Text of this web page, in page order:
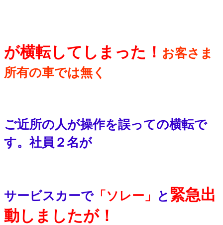
が横転してしまった！ お客さま
所有の車では無く
ご近所の人が操作を誤っての横転で
す。社員２名が
サービスカーで「ソレー」 と 緊急出
動しましたが！